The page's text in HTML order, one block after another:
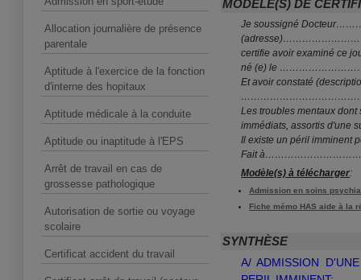
Allocation journalière de présence
parentale
Aptitude à l'exercice de la fonction
d'interne des hopitaux
Aptitude médicale à la conduite
Aptitude ou inaptitude à l'EPS
Arrêt de travail en cas de
grossesse pathologique
Autorisation de sortie ou voyage
scolaire
Certificat accident du travail
MODÈLE(S) DE
Je soussigné
certifie avoir
né (e) le
Et avoir constaté
Les troubles mentaux dont
immédiats, assortis d'une
Il existe un péril imminent
Fait
Modèle(s) à télécharger:
Admission en soins
Fiche mémo HAS aide à la
SYNTHÈSE
A/ ADMISSION